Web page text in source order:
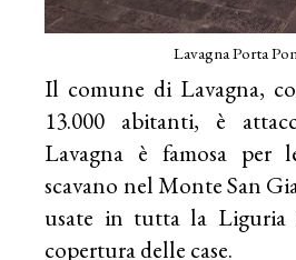
Lavagna Porta
Il comune di Lavagna,
13.000 abitanti, è
Lavagna è famosa per
scavano nel Monte San
usate in tutta la Liguria
copertura delle case.